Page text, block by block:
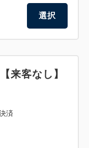
選択
来客なし】
済